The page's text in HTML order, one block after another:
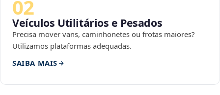
02
Veículos Utilitários e Pesados
Precisa mover vans, caminhonetes ou frotas maiores?
Utilizamos plataformas adequadas.
SAIBA MAIS